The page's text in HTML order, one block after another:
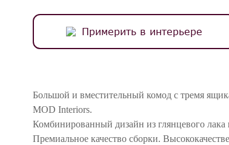
Примерить в интерьере
Большой и вместительный комод с тремя
MOD Interiors.
Комбинированный дизайн из глянцевого
Премиальное качество сборки.